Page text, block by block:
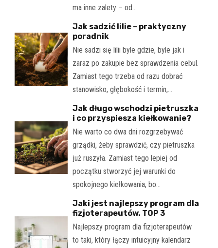
ma inne zalety – od…
Jak sadzić lilie – praktyczny
poradnik
Nie sadzi się lilii byle gdzie, byle jak i
zaraz po zakupie bez sprawdzenia cebul.
Zamiast tego trzeba od razu dobrać
stanowisko, głębokość i termin,…
Jak długo wschodzi pietruszka
i co przyspiesza kiełkowanie?
Nie warto co dwa dni rozgrzebywać
grządki, żeby sprawdzić, czy pietruszka
już ruszyła. Zamiast tego lepiej od
początku stworzyć jej warunki do
spokojnego kiełkowania, bo…
Jaki jest najlepszy program dla
fizjoterapeutów. TOP 3
Najlepszy program dla fizjoterapeutów
to taki, który łączy intuicyjny kalendarz